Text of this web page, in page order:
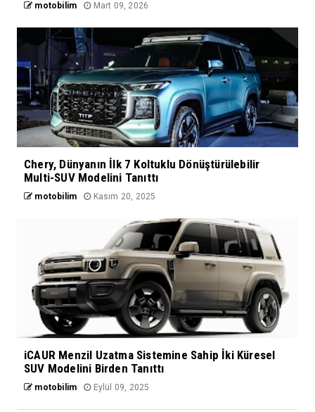
motobilim Mart 09, 2026
Chery, Dünyanın İlk 7 Koltuklu Dönüştürülebilir
Multi-SUV Modelini Tanıttı
motobilim Kasım 20, 2025
iCAUR Menzil Uzatma Sistemine Sahip İki Küresel
SUV Modelini Birden Tanıttı
motobilim Eylül 09, 2025